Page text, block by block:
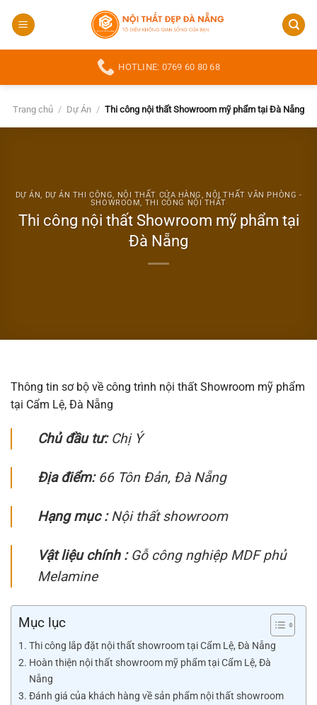
qua
HOTLINE: 0769 60 80 68
Trang chủ / Dự Án / Thi công nội thất Showroom mỹ phẩm tại Đà Nẵng
DỰ ÁN, DỰ ÁN THI CÔNG, NỘI THẤT CỬA HÀNG, NỘI THẤT VĂN PHÒNG -
SHOWROOM, THI CÔNG NỘI THẤT
Thi công nội thất Showroom mỹ phẩm tại
Đà Nẵng
Thông tin sơ bộ về công trình nội thất Showroom mỹ phẩm
tại Cẩm Lệ, Đà Nẵng
Chủ đầu tư:Chị Ý
Địa điểm:66 Tôn Đản, Đà Nẵng
Hạng mục :Nội thất showroom
Vật liệu chính :Gỗ công nghiệp MDF phủ
Melamine
Mục lục
Thi công lắp đặt nội thất showroom tại Cẩm Lệ, Đà Nẵng
Hoàn thiện nội thất showroom mỹ phẩm tại Cẩm Lệ, Đà
Nẵng
Đánh giá của khách hàng về sản phẩm nội thất showroom